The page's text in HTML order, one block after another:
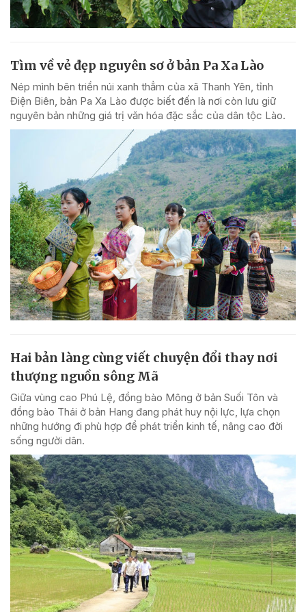
Tìm về vẻ đẹp nguyên sơ ở bản Pa Xa Lào
Nép mình bên triền núi xanh thẳm của xã Thanh Yên, tỉnh
Điện Biên, bản Pa Xa Lào được biết đến là nơi còn lưu giữ
nguyên bản những giá trị văn hóa đặc sắc của dân tộc Lào.
Hai bản làng cùng viết chuyện đổi thay nơi
thượng nguồn sông Mã
Giữa vùng cao Phú Lệ, đồng bào Mông ở bản Suối Tôn và
đồng bào Thái ở bản Hang đang phát huy nội lực, lựa chọn
những hướng đi phù hợp để phát triển kinh tế, nâng cao đời
sống người dân.